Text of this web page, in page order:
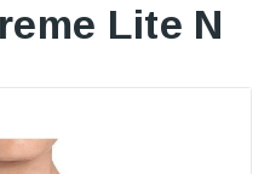
Lite N